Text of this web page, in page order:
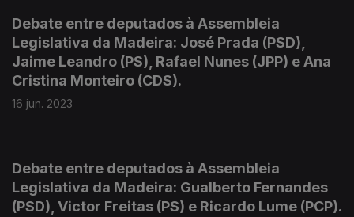
Debate entre deputados à Assembleia
Legislativa da Madeira: José Prada (PSD),
Jaime Leandro (PS), Rafael Nunes (JPP) e Ana
Cristina Monteiro (CDS).
16 jun. 2023
Debate entre deputados à Assembleia
Legislativa da Madeira: Gualberto Fernandes
(PSD), Victor Freitas (PS) e Ricardo Lume (PCP).